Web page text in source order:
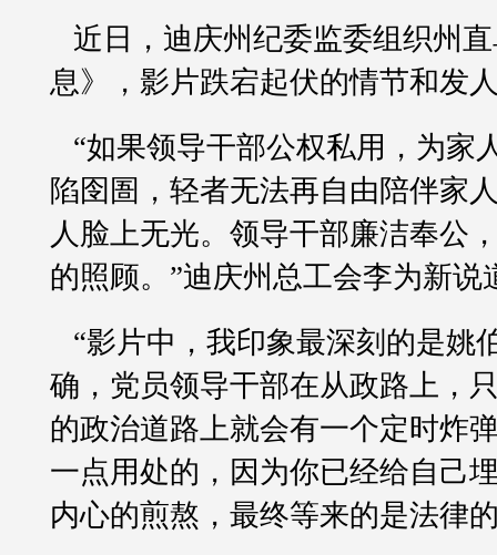
近日，迪庆州纪委监委组织州
息》，影片跌宕起伏的情节和发
“如果领导干部公权私用，为家
陷囹圄，轻者无法再自由陪伴家
人脸上无光。领导干部廉洁奉公
的照顾。”迪庆州总工会李为新说
“影片中，我印象最深刻的是姚
确，党员领导干部在从政路上，
的政治道路上就会有一个定时炸
一点用处的，因为你已经给自己
内心的煎熬，最终等来的是法律